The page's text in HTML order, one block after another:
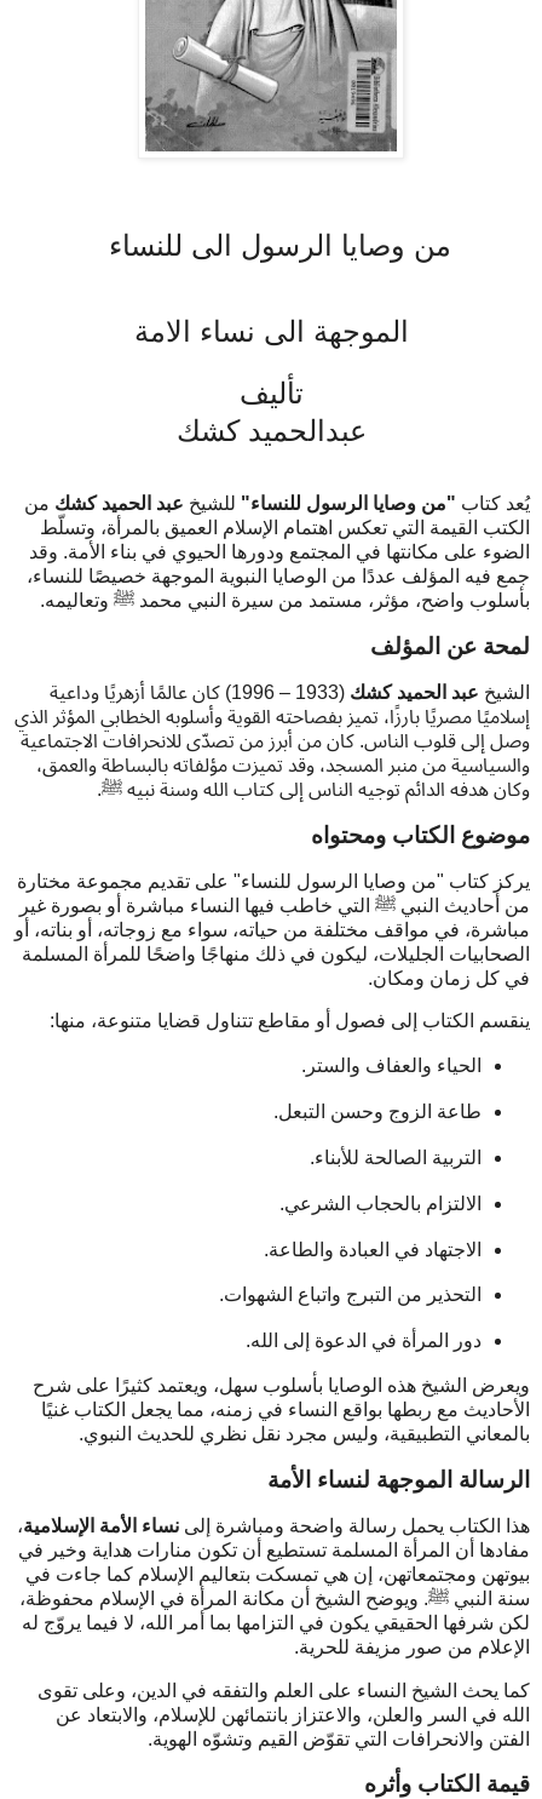
من وصايا الرسول الى للنساء
الموجهة الى نساء الامة
تأليف
عبدالحميد كشك
يُعد كتاب "من وصايا الرسول للنساء" للشيخ عبد الحميد كشك من
الكتب القيمة التي تعكس اهتمام الإسلام العميق بالمرأة، وتسلّط
الضوء على مكانتها في المجتمع ودورها الحيوي في بناء الأمة. وقد
جمع فيه المؤلف عددًا من الوصايا النبوية الموجهة خصيصًا للنساء،
بأسلوب واضح، مؤثر، مستمد من سيرة النبي محمد ﷺ وتعاليمه.
لمحة عن المؤلف
الشيخ عبد الحميد كشك
(1933 – 1996) كان عالمًا أزهريًا وداعية
إسلاميًا مصريًا بارزًا، تميز بفصاحته القوية وأسلوبه الخطابي المؤثر الذي
وصل إلى قلوب الناس. كان من أبرز من تصدّى للانحرافات الاجتماعية
والسياسية من منبر المسجد، وقد تميزت مؤلفاته بالبساطة والعمق،
وكان هدفه الدائم توجيه الناس إلى كتاب الله وسنة نبيه ﷺ.
موضوع الكتاب ومحتواه
يركز كتاب "من وصايا الرسول للنساء" على تقديم مجموعة مختارة
من أحاديث النبي ﷺ التي خاطب فيها النساء مباشرة أو بصورة غير
مباشرة، في مواقف مختلفة من حياته، سواء مع زوجاته، أو بناته، أو
الصحابيات الجليلات، ليكون في ذلك منهاجًا واضحًا للمرأة المسلمة
في كل زمان ومكان.
ينقسم الكتاب إلى فصول أو مقاطع تتناول قضايا متنوعة، منها:
الحياء والعفاف والستر.
طاعة الزوج وحسن التبعل.
التربية الصالحة للأبناء.
الالتزام بالحجاب الشرعي.
الاجتهاد في العبادة والطاعة.
التحذير من التبرج واتباع الشهوات.
دور المرأة في الدعوة إلى الله.
ويعرض الشيخ هذه الوصايا بأسلوب سهل، ويعتمد كثيرًا على شرح
الأحاديث مع ربطها بواقع النساء في زمنه، مما يجعل الكتاب غنيًا
بالمعاني التطبيقية، وليس مجرد نقل نظري للحديث النبوي.
الرسالة الموجهة لنساء الأمة
هذا الكتاب يحمل رسالة واضحة ومباشرة إلى نساء الأمة الإسلامية،
مفادها أن المرأة المسلمة تستطيع أن تكون منارات هداية وخير في
بيوتهن ومجتمعاتهن، إن هي تمسكت بتعاليم الإسلام كما جاءت في
سنة النبي ﷺ. ويوضح الشيخ أن مكانة المرأة في الإسلام محفوظة،
لكن شرفها الحقيقي يكون في التزامها بما أمر الله، لا فيما يروّج له
الإعلام من صور مزيفة للحرية.
كما يحث الشيخ النساء على العلم والتفقه في الدين، وعلى تقوى
الله في السر والعلن، والاعتزاز بانتمائهن للإسلام، والابتعاد عن
الفتن والانحرافات التي تقوّض القيم وتشوّه الهوية.
قيمة الكتاب وأثره